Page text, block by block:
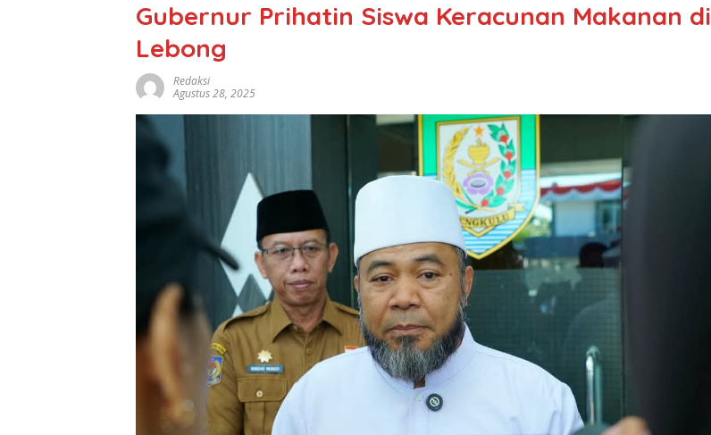
Gubernur Prihatin Siswa Keracunan Makanan di
Lebong
Redaksi
Agustus 28, 2025